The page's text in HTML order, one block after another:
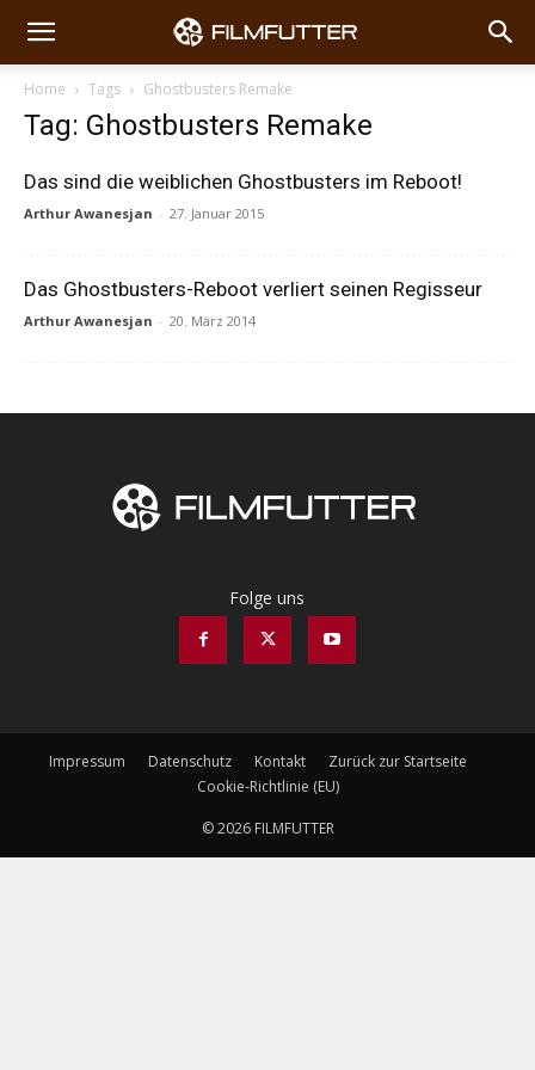
Home Tags Ghostbusters Remake
Tag: Ghostbusters Remake
Das sind die weiblichen Ghostbusters im Reboot!
Arthur Awanesjan - 27. Januar 2015
Das Ghostbusters-Reboot verliert seinen Regisseur
Arthur Awanesjan - 20. März 2014
Folge uns
Impressum Datenschutz Kontakt
Zurück zur Startseite
Cookie-Richtlinie (EU)
© 2026 FILMFUTTER